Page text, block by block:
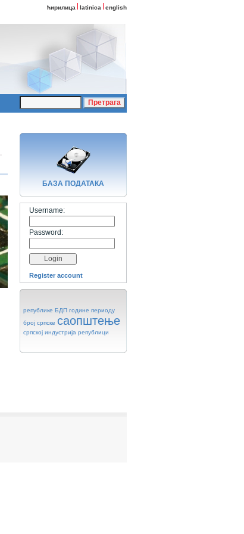
ћирилица latinica english
БАЗA ПОДАТАКА
Username:
Password:
Register account
републике БДП године периоду
број српске саопштење
српској индустрија републици